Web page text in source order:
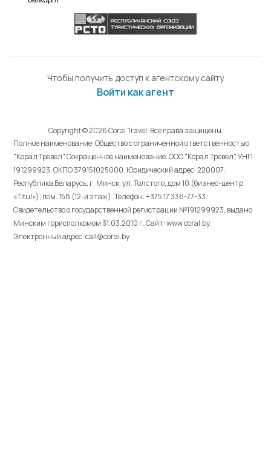
Чтобы получить доступ к агентскому сайту
Войти как агент
Copyright © 2026 Coral Travel. Все права защищены.
Полное наименование: Общество с ограниченной ответственностью
"Корал Тревел". Сокращенное наименование: ООО "Корал Тревел". УНП
191299923, ОКПО 379151025000. Юридический адрес: 220007,
Республика Беларусь, г. Минск, ул. Толстого, дом 10 (бизнес-центр
«Titul»), пом. 158 (12-й этаж). Телефон: +375 17 336-77-33.
Свидетельство о государственной регистрации №191299923, выдано
Минским горисполкомом 31.03.2010 г. Cайт: www.coral.by.
Электронный адрес: call@coral.by